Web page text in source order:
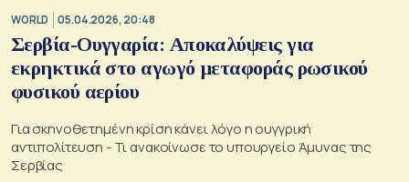
WORLD 05.04.2026, 20:48
Σερβία-Ουγγαρία: Αποκαλύψεις για
εκρηκτικά στο αγωγό μεταφοράς ρωσικού
φυσικού αερίου
Για σκηνοθετημένη κρίση κάνει λόγο η ουγγρική
αντιπολίτευση - Τι ανακοίνωσε το υπουργείο Άμυνας της
Σερβίας